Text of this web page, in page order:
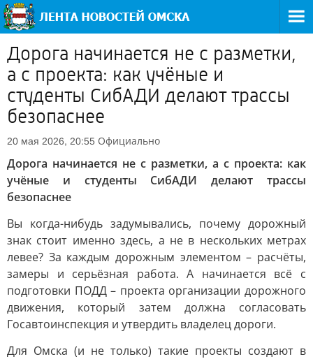
Дорога начинается не с разметки,
а с проекта: как учёные и
студенты СибАДИ делают трассы
безопаснее
20 мая 2026, 20:55 Официально
Дорога начинается не с разметки, а с проекта: как
учёные и студенты СибАДИ делают трассы
безопаснее
Вы когда-нибудь задумывались, почему дорожный
знак стоит именно здесь, а не в нескольких метрах
левее? За каждым дорожным элементом – расчёты,
замеры и серьёзная работа. А начинается всё с
подготовки ПОДД – проекта организации дорожного
движения, который затем должна согласовать
Госавтоинспекция и утвердить владелец дороги.
Для Омска (и не только) такие проекты создают в